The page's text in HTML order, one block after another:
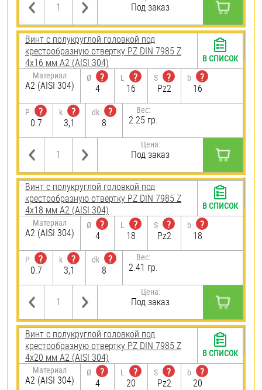
Под заказ
Винт с полукруглой головкой под
крестообразную отвертку PZ DIN 7985 Z
4х16 мм А2 (AISI 304)
Материал
А2 (AISI 304)
Ø
?
4
L
?
16
S
?
Pz2
b
?
16
P
?
0.7
k
?
3,1
dk
?
8
Вес:
2.25 гр.
Цена:
Под заказ
В СПИСОК
Винт с полукруглой головкой под
крестообразную отвертку PZ DIN 7985 Z
4х18 мм А2 (AISI 304)
Материал
А2 (AISI 304)
Ø
?
4
L
?
18
S
?
Pz2
b
?
18
P
?
0.7
k
?
3,1
dk
?
8
Вес:
2.41 гр.
Цена:
Под заказ
В СПИСОК
Винт с полукруглой головкой под
крестообразную отвертку PZ DIN 7985 Z
4х20 мм А2 (AISI 304)
Материал
А2 (AISI 304)
Ø
?
4
L
?
20
S
?
Pz2
b
?
20
В СПИСОК